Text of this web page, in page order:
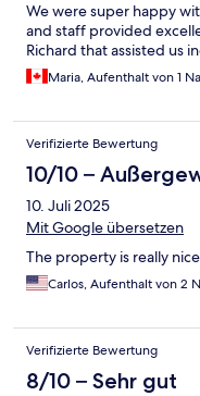
We were super happy
and staff provided
Richard that assisted us
Maria, Aufenthalt von 1
Verifizierte Bewertung
10/10 –
10. Juli 2025
Mit Google übersetzen
The property is really nice
Carlos, Aufenthalt von 2
Verifizierte Bewertung
8/10 – Sehr gut